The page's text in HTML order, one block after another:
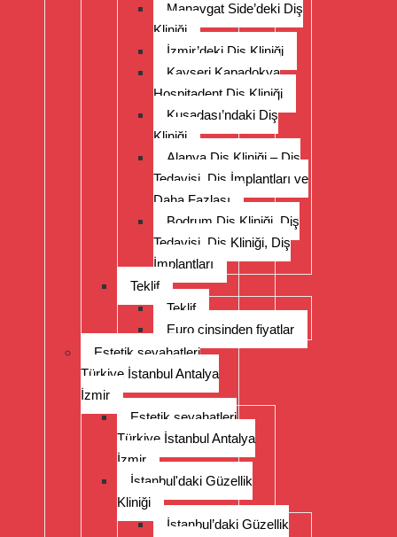
Manavgat Side’deki Diş
Kliniği
İzmir’deki Diş Kliniği
Kayseri Kapadokya
Hospitadent Diş Kliniği
Kuşadası’ndaki Diş
Kliniği
Alanya Diş Kliniği – Diş
Tedavisi, Diş İmplantları ve
Daha Fazlası
Bodrum Diş Kliniği, Diş
Tedavisi, Diş Kliniği, Diş
İmplantları
Teklif
Teklif
Euro cinsinden fiyatlar
Estetik seyahatleri
Türkiye İstanbul Antalya
İzmir
Estetik seyahatleri
Türkiye İstanbul Antalya
İzmir
İstanbul'daki Güzellik
Kliniği
İstanbul’daki Güzellik